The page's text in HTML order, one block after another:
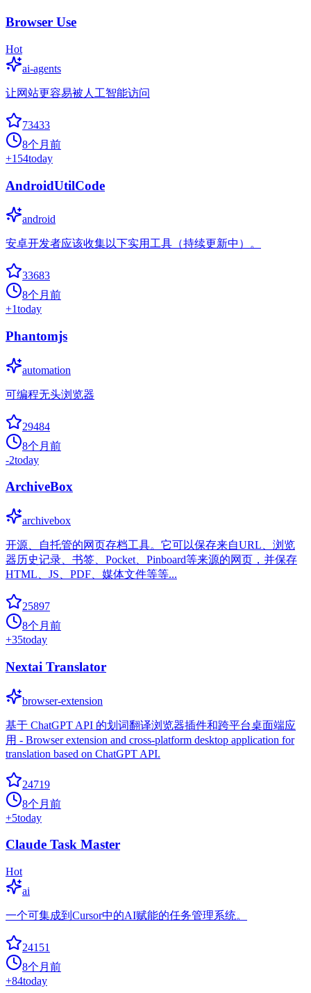
Browser Use
Hot
ai-agents
让网站更容易被人工智能访问
73433
8个月前
+154today
AndroidUtilCode
android
安卓开发者应该收集以下实用工具（持续更新中）。
33683
8个月前
+1today
Phantomjs
automation
可编程无头浏览器
29484
8个月前
-2today
ArchiveBox
archivebox
开源、自托管的网页存档工具。它可以保存来自URL、浏览
器历史记录、书签、Pocket、Pinboard等来源的网页，并保存
HTML、JS、PDF、媒体文件等等...
25897
8个月前
+35today
Nextai Translator
browser-extension
基于 ChatGPT API 的划词翻译浏览器插件和跨平台桌面端应
用 - Browser extension and cross-platform desktop application for
translation based on ChatGPT API.
24719
8个月前
+5today
Claude Task Master
Hot
ai
一个可集成到Cursor中的AI赋能的任务管理系统。
24151
8个月前
+84today